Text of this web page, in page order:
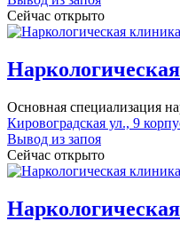
Сейчас открыто
Основная специализация
Кировоградская ул., 9
Вывод из запоя
Сейчас открыто